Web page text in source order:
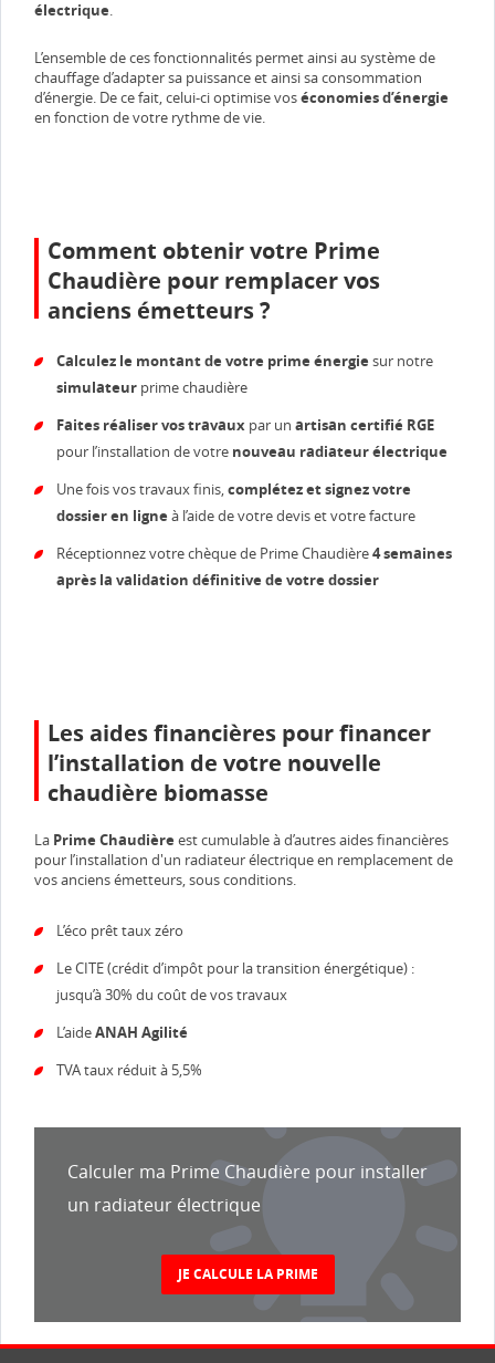
électrique.
L’ensemble de ces fonctionnalités permet ainsi au système de
chauffage d’adapter sa puissance et ainsi sa consommation
d’énergie. De ce fait, celui-ci optimise voséconomies d’énergie
en fonction de votre rythme de vie.
Comment obtenir votre Prime
Chaudière pour remplacer vos
anciens émetteurs ?
Calculez le montant de votre prime énergie sur notre
simulateur prime chaudière
Faites réaliser vos travaux par un artisan certifié RGE
pour l’installation de votre nouveau radiateur électrique
Une fois vos travaux finis,complétez et signez votre
dossier en ligne à l’aide de votre devis et votre facture
Réceptionnez votre chèque de Prime Chaudière4 semaines
après la validation définitive de votre dossier
Les aides financières pour financer
l’installation de votre nouvelle
chaudière biomasse
La Prime Chaudière est cumulable à d’autres aides financières
pour l’installation d'un radiateur électrique en remplacement de
vos anciens émetteurs, sous conditions.
L’éco prêt taux zéro
Le CITE (crédit d’impôt pour la transition énergétique) :
jusqu’à 30% du coût de vos travaux
L’aideANAH Agilité
TVA taux réduit à 5,5%
Calculer ma Prime Chaudière pour installer
un radiateur électrique
JE CALCULE LA PRIME